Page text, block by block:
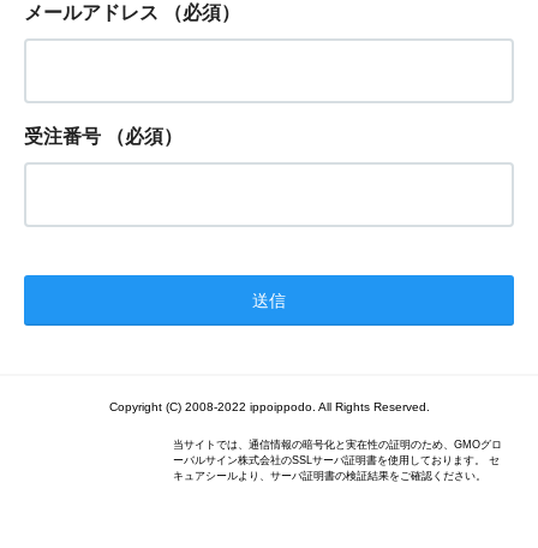
メールアドレス （必須）
受注番号 （必須）
Copyright (C) 2008-2022 ippoippodo. All Rights Reserved.
当サイトでは、通信情報の暗号化と実在性の証明のため、GMOグロ
ーバルサイン株式会社のSSLサーバ証明書を使用しております。 セ
キュアシールより、サーバ証明書の検証結果をご確認ください。